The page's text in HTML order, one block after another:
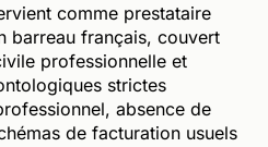
comme prestataire
barreau français, couvert
professionnelle et
strictes
absence de
de facturation usuels